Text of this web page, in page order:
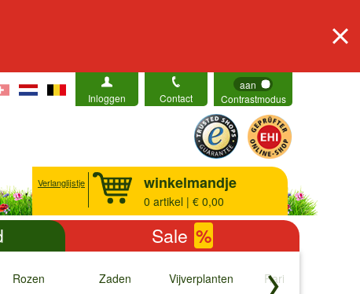
Inloggen Contact
aan
Contrastmodus
Verlanglijstje winkelmandje
0 artikel | € 0,00
Sale %
Rozen Zaden Vijverplanten Rariteiten